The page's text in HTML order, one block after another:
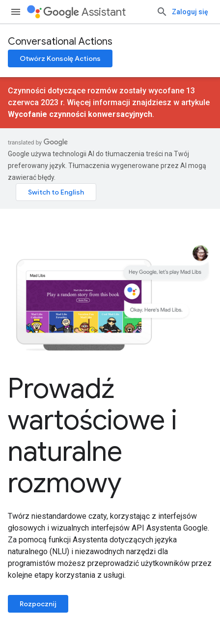
Assistant Zaloguj się
Conversational Actions
Otwórz Konsolę Actions
Czynności dotyczące rozmów zostały wycofane 13
czerwca 2023 r. Więcej informacji znajdziesz w artykule
Wycofanie czynności konwersacyjnych.
Google używa technologii AI do tłumaczenia treści na Twój
preferowany język. Tłumaczenia wygenerowane przez AI mogą
zawierać błędy.
Prowadź
wartościowe i
naturalne
rozmowy
Twórz niestandardowe czaty, korzystając z interfejsów
głosowych i wizualnych interfejsów API Asystenta Google.
Za pomocą funkcji Asystenta dotyczących języka
naturalnego (NLU) i niezawodnych narzędzi dla
programistów możesz przeprowadzić użytkowników przez
kolejne etapy korzystania z usługi.
Rozpocznij